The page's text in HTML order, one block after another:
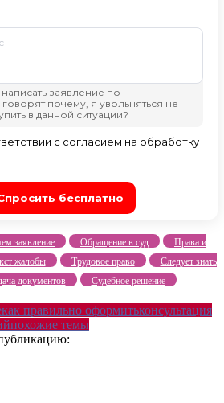
заявление Обращение в суд
Права и
жалобы Трудовое право
Следует знать
документов Судебное решение
как правильно оформитьконсультация
похожие темы